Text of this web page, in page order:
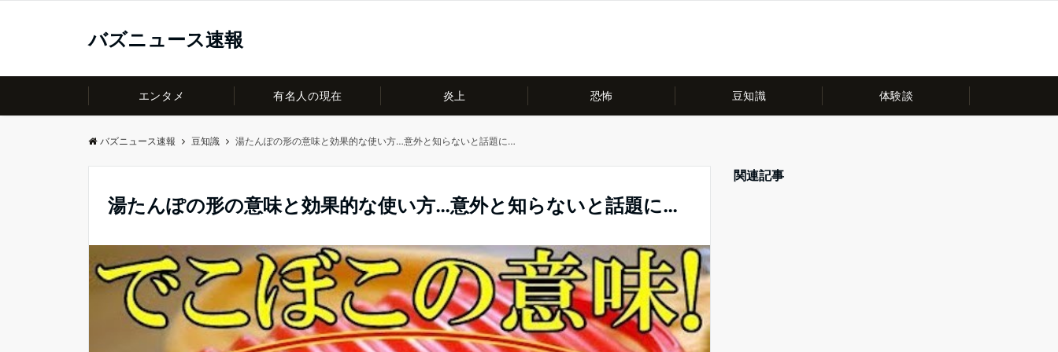
バズニュース速報
エンタメ 有名人の現在 炎上 恐怖 豆知識 体験談
バズニュース速報 豆知識 湯たんぽの形の意味と効果的な使い方…意外と知らないと話題に…
湯たんぽの形の意味と効果的な使い方…意外と知らないと話題に…
関連記事